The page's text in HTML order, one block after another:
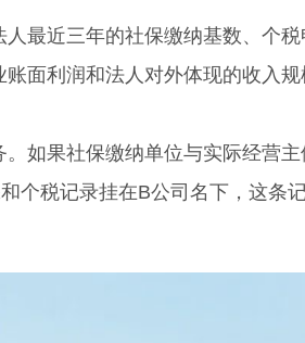
最近三年的社保缴纳基数、个税
面利润和法人对外体现的收入规
如果社保缴纳单位与实际经营主
个税记录挂在B公司名下，这条